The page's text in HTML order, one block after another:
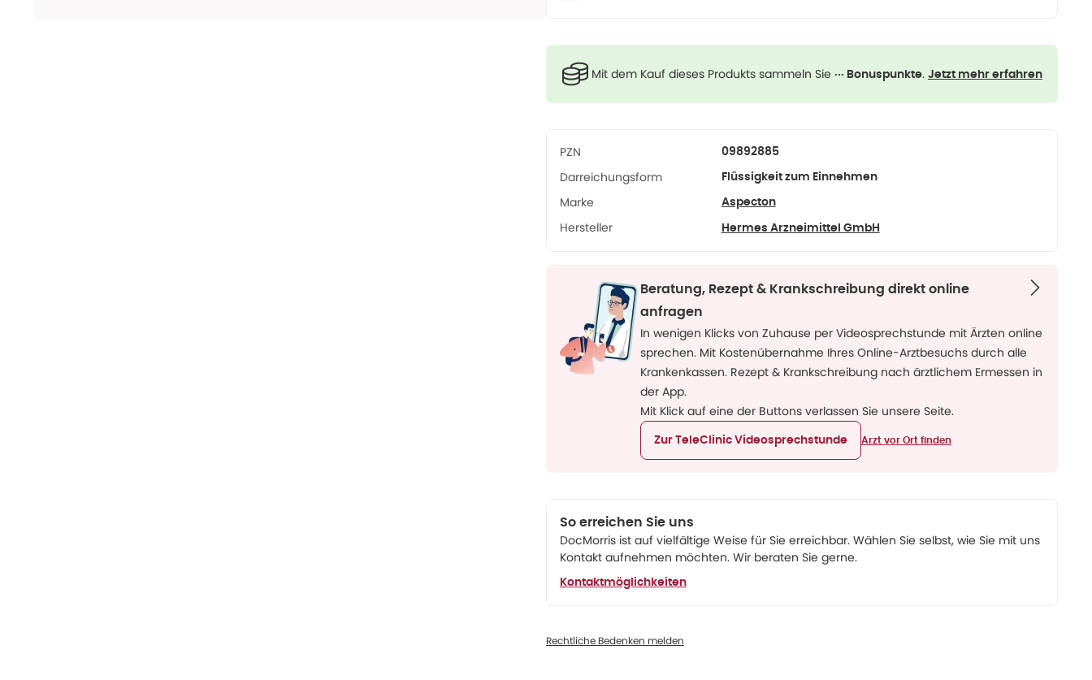
Mit dem Kauf dieses Produkts sammeln Sie ··· Bonuspunkte. Jetzt mehr erfahren
PZN 09892885
Darreichungsform Flüssigkeit zum Einnehmen
Marke Aspecton
Hersteller Hermes Arzneimittel GmbH
Beratung, Rezept & Krankschreibung direkt online
anfragen
In wenigen Klicks von Zuhause per Videosprechstunde mit Ärzten online
sprechen. Mit Kostenübernahme Ihres Online-Arztbesuchs durch alle
Krankenkassen. Rezept & Krankschreibung nach ärztlichem Ermessen in
der App.
Mit Klick auf eine der Buttons verlassen Sie unsere Seite.
Zur TeleClinic Videosprechstunde Arzt vor Ort finden
So erreichen Sie uns
DocMorris ist auf vielfältige Weise für Sie erreichbar. Wählen Sie selbst, wie Sie mit uns
Kontakt aufnehmen möchten. Wir beraten Sie gerne.
Kontaktmöglichkeiten
Rechtliche Bedenken melden